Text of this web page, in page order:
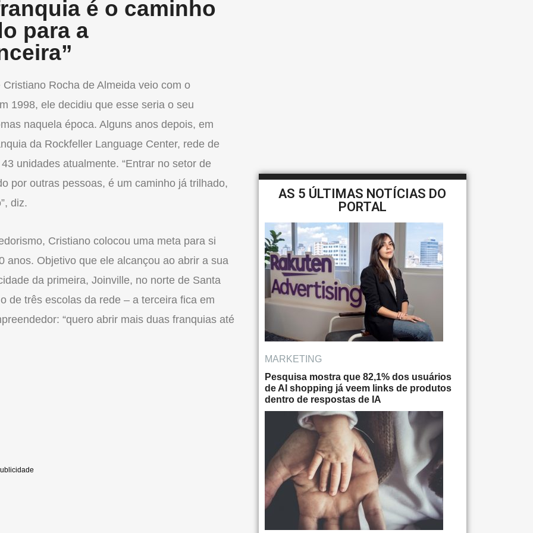
é o caminho
para a
Rocha de Almeida veio com o
1998, ele decidiu que esse seria o seu
naquela época. Alguns anos depois, em
da Rockfeller Language Center, rede de
unidades atualmente. “Entrar no setor de
por outras pessoas, é um caminho já trilhado,
diz.
Cristiano colocou uma meta para si
anos. Objetivo que ele alcançou ao abrir a sua
da primeira, Joinville, no norte de Santa
de três escolas da rede – a terceira fica em
“quero abrir mais duas franquias até
AS 5 ÚLTIMAS NOTÍCIAS DO
PORTAL
MARKETING
Pesquisa mostra que 82,1% dos usuários
de AI shopping já veem links de produtos
dentro de respostas de IA